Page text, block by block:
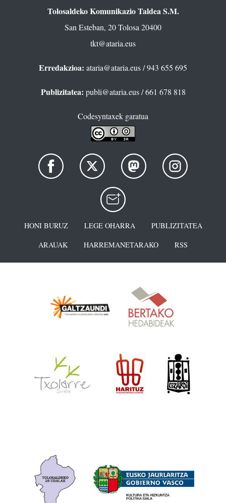
Tolosaldeko Komunikazio Taldea S.M.
San Esteban, 20 Tolosa 20400
tkt@ataria.eus
Erredakzioa: ataria@ataria.eus/ 943 655 695
Publizitatea: publi@ataria.eus/ 661 678 818
Codesyntaxek garatua
HONI BURUZ LEGE OHARRA
PUBLIZITATEA
ARAUAK
HARREMANETARAKO RSS